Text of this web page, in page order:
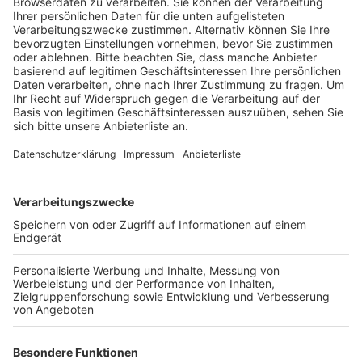
kostenlosen PCR-Test zu bekommen.
Veröffentlicht:Montag, 06.12.2021 06:36
Anzeige
Teststellen des Kreises in Niederaußem, Kerpen und
Testanbieter könne er das nicht hundertprozentig
Betroffene dort vorab informieren. Generell ist der
PCR-Test bei einer roten Meldung der Corona-Warn-
App nicht vorgeschrieben. Viele wollen ihn aber zur
Sicherheit machen. In der Warnung der App wird als
Handlungsempfehlung ausgegeben, dass Betroffene
sich isolieren und mit ihrem Hausarzt, der Hotline der
Kassenärztlichen Bundesvereinigung 116 117 oder